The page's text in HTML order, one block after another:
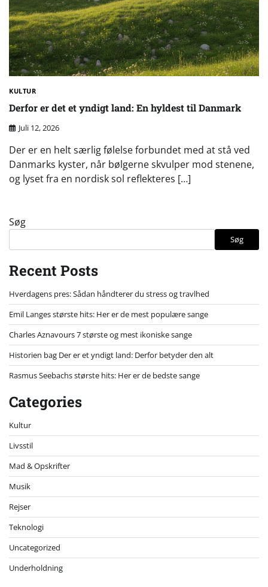
KULTUR
Derfor er det et yndigt land: En hyldest til Danmark
Juli 12, 2026
Der er en helt særlig følelse forbundet med at stå ved
Danmarks kyster, når bølgerne skvulper mod stenene,
og lyset fra en nordisk sol reflekteres […]
Søg
Søg
Recent Posts
Hverdagens pres: Sådan håndterer du stress og travlhed
Emil Langes største hits: Her er de mest populære sange
Charles Aznavours 7 største og mest ikoniske sange
Historien bag Der er et yndigt land: Derfor betyder den alt
Rasmus Seebachs største hits: Her er de bedste sange
Categories
Kultur
Livsstil
Mad & Opskrifter
Musik
Rejser
Teknologi
Uncategorized
Underholdning